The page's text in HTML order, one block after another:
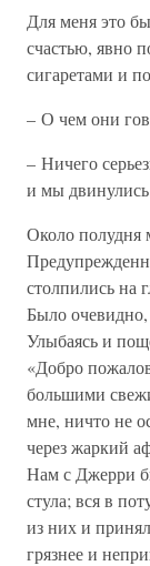
Для меня это
счастью, явно
сигаретами и
– О чем они
– Ничего
и мы
Около полудня
столпились на
Было
Улыбаясь и
«Добро
большими
мне, ничто не
через жаркий
Нам с Джерри
стула; вся в
из них и
грязнее и